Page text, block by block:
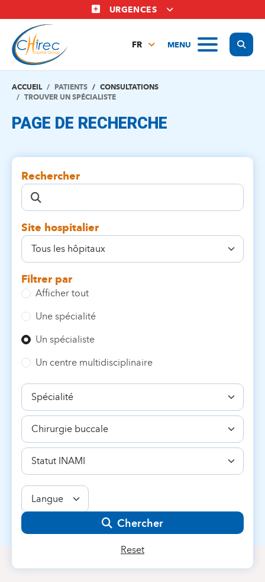
au
contenu
principal
URGENCES
MENU
FR
EN
ACCUEIL PATIENTS
CONSULTATIONS
TROUVER UN SPÉCIALISTE
PAGE DE RECHERCHE
Rechercher
Site hospitalier
Filtrer par
Afficher tout
Une spécialité
Un spécialiste
Un centre multidisciplinaire
Spécialité
Compétence
Statut
INAMI
Langue
Chercher
Reset